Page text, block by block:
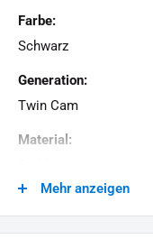
Farbe:
Schwarz
Generation:
Twin Cam
Material:
Mehr anzeigen